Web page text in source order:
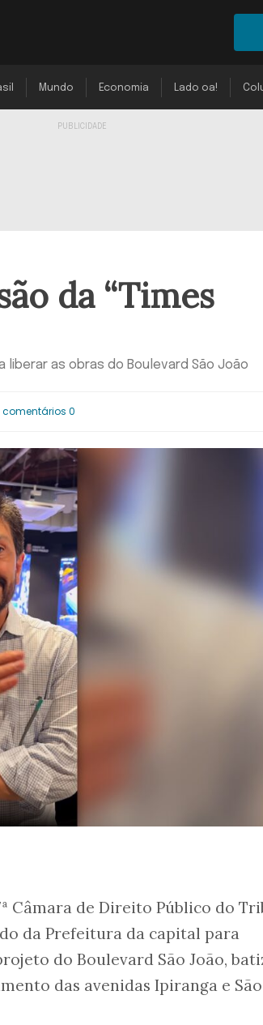
Mundo Economia Lado oa!
da “Times
liberar as obras do Boulevard São João
comentários 0
Câmara de Direito Público do
da Prefeitura da capital para
do Boulevard São João,
das avenidas Ipiranga e São